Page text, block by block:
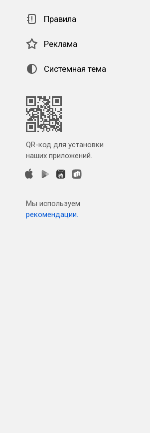
Правила
Реклама
Системная тема
QR-код для установки
наших приложений.
Мы используем
рекомендации.